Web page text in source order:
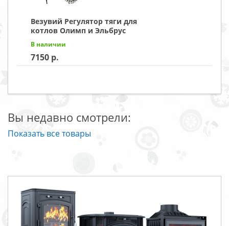
Везувий Регулятор тяги для
котлов Олимп и Эльбрус
В наличии
7150
Вы недавно смотрели:
Показать все товары